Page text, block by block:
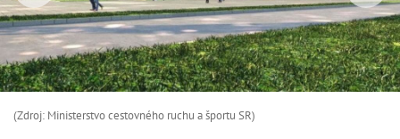
(Zdroj: Ministerstvo cestovného ruchu a športu SR)